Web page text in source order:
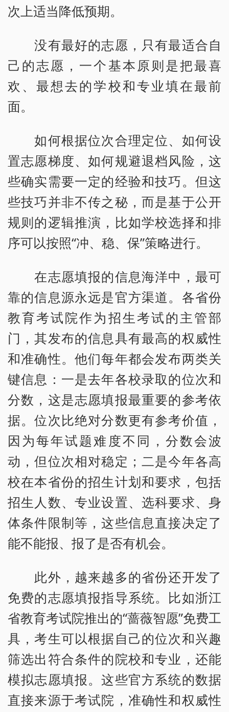
次上适当降低预期。
没有最好的志愿，只有最适合自
己的志愿，一个基本原则是把最喜
欢、最想去的学校和专业填在最前
面。
如何根据位次合理定位、如何设
置志愿梯度、如何规避退档风险，这
些确实需要一定的经验和技巧。但这
些技巧并非不传之秘，而是基于公开
规则的逻辑推演，比如学校选择和排
序可以按照“冲、稳、保”策略进行。
在志愿填报的信息海洋中，最可
靠的信息源永远是官方渠道。各省份
教育考试院作为招生考试的主管部
门，其发布的信息具有最高的权威性
和准确性。他们每年都会发布两类关
键信息：一是去年各校录取的位次和
分数，这是志愿填报最重要的参考依
据。位次比绝对分数更有参考价值，
因为每年试题难度不同，分数会波
动，但位次相对稳定；二是今年各高
校在本省份的招生计划和要求，包括
招生人数、专业设置、选科要求、身
体条件限制等，这些信息直接决定了
能不能报、报了是否有机会。
此外，越来越多的省份还开发了
免费的志愿填报指导系统。比如浙江
省教育考试院推出的“蔷薇智愿”免费工
具，考生可以根据自己的位次和兴趣
筛选出符合条件的院校和专业，还能
模拟志愿填报。这些官方系统的数据
直接来源于考试院，准确性和权威性